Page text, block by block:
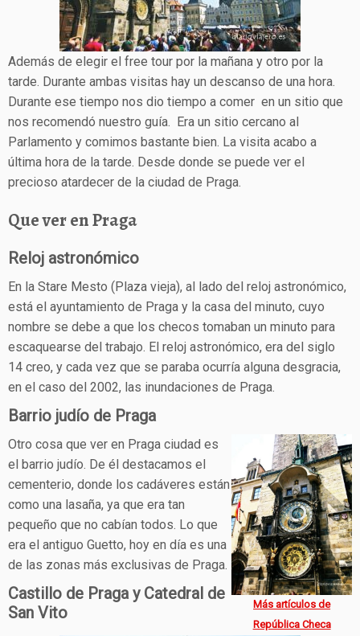
Además de elegir el free tour por la mañana y otro por la
tarde. Durante ambas visitas hay un descanso de una hora.
Durante ese tiempo nos dio tiempo a comer en un sitio que
nos recomendó nuestro guía. Era un sitio cercano al
Parlamento y comimos bastante bien. La visita acabo a
última hora de la tarde. Desde donde se puede ver el
precioso atardecer de la ciudad de Praga.
Que ver en Praga
Reloj astronómico
En la Stare Mesto (Plaza vieja), al lado del reloj astronómico,
está el ayuntamiento de Praga y la casa del minuto, cuyo
nombre se debe a que los checos tomaban un minuto para
escaquearse del trabajo. El reloj astronómico, era del siglo
14 creo, y cada vez que se paraba ocurría alguna desgracia,
en el caso del 2002, las inundaciones de Praga.
Barrio judío de Praga
Más artículos de
República Checa
Otro cosa que ver en Praga ciudad es
el barrio judío. De él destacamos el
cementerio, donde los cadáveres están
como una lasaña, ya que era tan
pequeño que no cabían todos. Lo que
era el antiguo Guetto, hoy en día es una
de las zonas más exclusivas de Praga.
Castillo de Praga y Catedral de
San Vito